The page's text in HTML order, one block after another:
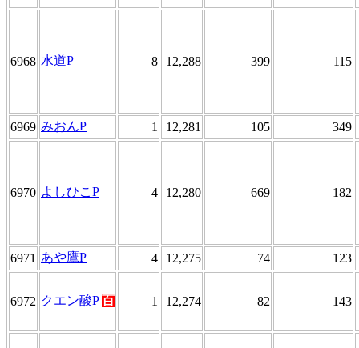
6968 水道P 8 12,288 399 115
6969 みおんP 1 12,281 105 349
6970 よしひこP 4 12,280 669 182
6971 あや鷹P 4 12,275 74 123
6972 クエン酸P 百 1 12,274 82 143